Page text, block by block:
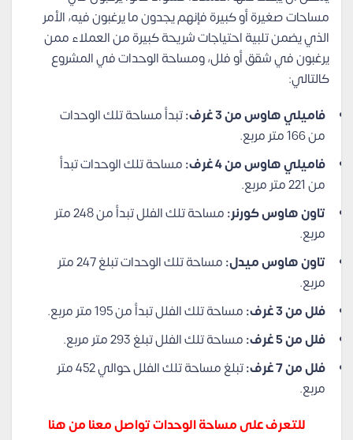
مساحات صغيرة أو كبيرة فإنهم يجدون ما يرغبون فيه، الأمر
الذي يضمن تلبية احتياجات شريحة كبيرة من العملاء ممن
يرغبون في شقق أو فلل، ومساحة الوحدات في المشروع
كالتالي:
فاميلي هاوس من 3 غرف:
تبدأ مساحة تلك الوحدات
من 166 متر مربع.
فاميلي هاوس من 4 غرف:
مساحة تلك الوحدات تبدأ
من 221 متر مربع.
تاون هاوس كورنر:
مساحة تلك الفلل تبدأ من 248 متر
مربع.
تاون هاوس ميدل:
مساحة تلك الوحدات تبلغ 247 متر
مربع.
فلل من 3 غرف:
مساحة تلك الفلل تبدأ من 195 متر مربع.
فلل من 5 غرف:
مساحة تلك الفلل تبلغ 293 متر مربع.
فلل من 7 غرف:
تبلغ مساحة تلك الفلل حوالي 452 متر
مربع.
للتعرف على مساحة الوحدات تواصل معنا من هنا